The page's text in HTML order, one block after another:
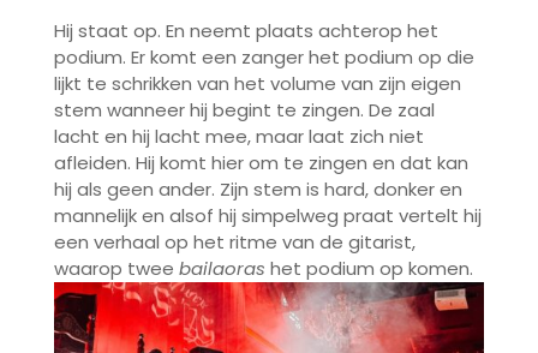
Hij staat op. En neemt plaats achterop het
podium. Er komt een zanger het podium op die
lijkt te schrikken van het volume van zijn eigen
stem wanneer hij begint te zingen. De zaal
lacht en hij lacht mee, maar laat zich niet
afleiden. Hij komt hier om te zingen en dat kan
hij als geen ander. Zijn stem is hard, donker en
mannelijk en alsof hij simpelweg praat vertelt hij
een verhaal op het ritme van de gitarist,
waarop twee bailaoras het podium op komen.